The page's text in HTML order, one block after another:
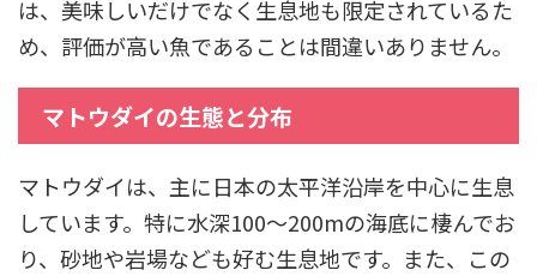
は、美味しいだけでなく生息地も限定されているた
め、評価が高い魚であることは間違いありません。
マトウダイの生態と分布
マトウダイは、主に日本の太平洋沿岸を中心に生息
しています。特に水深100〜200mの海底に棲んでお
り、砂地や岩場なども好む生息地です。また、この